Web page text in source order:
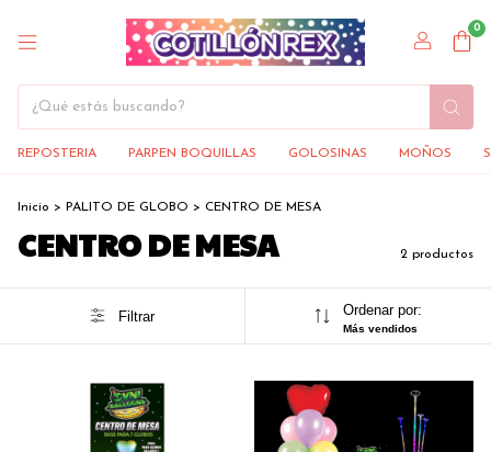
0
REPOSTERIA PARPEN BOQUILLAS GOLOSINAS MOÑOS
Inicio > PALITO DE GLOBO > CENTRO DE MESA
CENTRO DE MESA 2 productos
Filtrar Ordenar por:
Más vendidos